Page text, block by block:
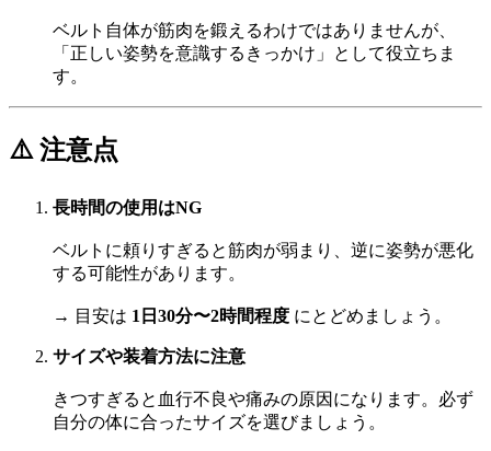
ベルト自体が筋肉を鍛えるわけではありませんが、
「正しい姿勢を意識するきっかけ」として役立ちま
す。
⚠️ 注意点
長時間の使用はNG
ベルトに頼りすぎると筋肉が弱まり、逆に姿勢が悪化
する可能性があります。
→ 目安は 1日30分〜2時間程度 にとどめましょう。
サイズや装着方法に注意
きつすぎると血行不良や痛みの原因になります。必ず
自分の体に合ったサイズを選びましょう。